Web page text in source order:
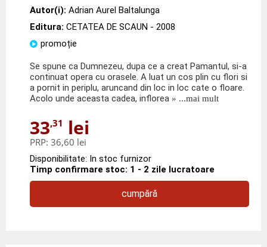
Autor(i): Adrian Aurel Baltalunga
Editura: CETATEA DE SCAUN - 2008
promoție
Se spune ca Dumnezeu, dupa ce a creat Pamantul, si-a
continuat opera cu orasele. A luat un cos plin cu flori si
a pornit in periplu, aruncand din loc in loc cate o floare.
Acolo unde aceasta cadea, inflorea » ...mai mult
33,31 lei
PRP: 36,60 lei
Disponibilitate: In stoc furnizor
Timp confirmare stoc: 1 - 2 zile lucratoare
cumpără